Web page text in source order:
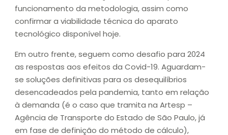
funcionamento da metodologia, assim como
confirmar a viabilidade técnica do aparato
tecnológico disponível hoje.
Em outro frente, seguem como desafio para 2024
as respostas aos efeitos da Covid-19. Aguardam-
se soluções definitivas para os desequilíbrios
desencadeados pela pandemia, tanto em relação
à demanda (é o caso que tramita na Artesp –
Agência de Transporte do Estado de São Paulo, já
em fase de definição do método de cálculo),